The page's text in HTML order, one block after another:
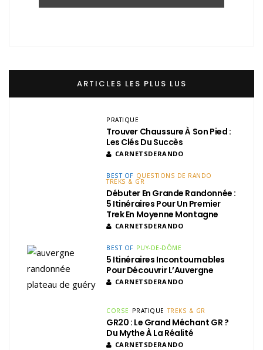
ARTICLES LES PLUS LUS
PRATIQUE
Trouver Chaussure À Son Pied :
Les Clés Du Succès
CARNETSDERANDO
BEST OF QUESTIONS DE RANDO
TREKS & GR
Débuter En Grande Randonnée :
5 Itinéraires Pour Un Premier
Trek En Moyenne Montagne
CARNETSDERANDO
BEST OF PUY-DE-DÔME
5 Itinéraires Incontournables
Pour Découvrir L’Auvergne
CARNETSDERANDO
CORSE PRATIQUE TREKS & GR
GR20 : Le Grand Méchant GR ?
Du Mythe À La Réalité
CARNETSDERANDO